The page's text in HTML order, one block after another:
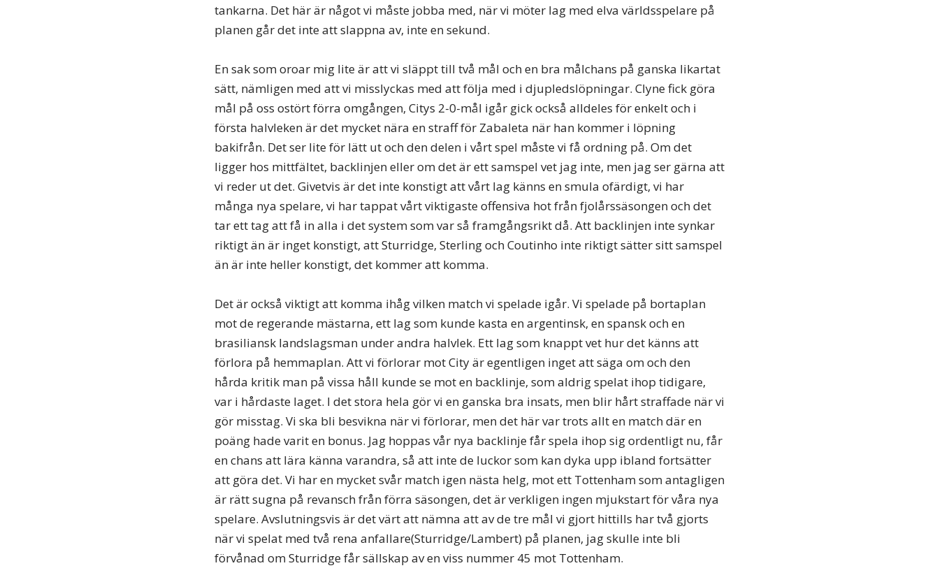
tankarna. Det här är något vi måste jobba med, när vi möter lag med elva världsspelare på
planen går det inte att slappna av, inte en sekund.
En sak som oroar mig lite är att vi släppt till två mål och en bra målchans på ganska likartat
sätt, nämligen med att vi misslyckas med att följa med i djupledslöpningar. Clyne fick göra
mål på oss ostört förra omgången, Citys 2-0-mål igår gick också alldeles för enkelt och i
första halvleken är det mycket nära en straff för Zabaleta när han kommer i löpning
bakifrån. Det ser lite för lätt ut och den delen i vårt spel måste vi få ordning på. Om det
ligger hos mittfältet, backlinjen eller om det är ett samspel vet jag inte, men jag ser gärna att
vi reder ut det. Givetvis är det inte konstigt att vårt lag känns en smula ofärdigt, vi har
många nya spelare, vi har tappat vårt viktigaste offensiva hot från fjolårssäsongen och det
tar ett tag att få in alla i det system som var så framgångsrikt då. Att backlinjen inte synkar
riktigt än är inget konstigt, att Sturridge, Sterling och Coutinho inte riktigt sätter sitt samspel
än är inte heller konstigt, det kommer att komma.
Det är också viktigt att komma ihåg vilken match vi spelade igår. Vi spelade på bortaplan
mot de regerande mästarna, ett lag som kunde kasta en argentinsk, en spansk och en
brasiliansk landslagsman under andra halvlek. Ett lag som knappt vet hur det känns att
förlora på hemmaplan. Att vi förlorar mot City är egentligen inget att säga om och den
hårda kritik man på vissa håll kunde se mot en backlinje, som aldrig spelat ihop tidigare,
var i hårdaste laget. I det stora hela gör vi en ganska bra insats, men blir hårt straffade när vi
gör misstag. Vi ska bli besvikna när vi förlorar, men det här var trots allt en match där en
poäng hade varit en bonus. Jag hoppas vår nya backlinje får spela ihop sig ordentligt nu, får
en chans att lära känna varandra, så att inte de luckor som kan dyka upp ibland fortsätter
att göra det. Vi har en mycket svår match igen nästa helg, mot ett Tottenham som antagligen
är rätt sugna på revansch från förra säsongen, det är verkligen ingen mjukstart för våra nya
spelare. Avslutningsvis är det värt att nämna att av de tre mål vi gjort hittills har två gjorts
när vi spelat med två rena anfallare(Sturridge/Lambert) på planen, jag skulle inte bli
förvånad om Sturridge får sällskap av en viss nummer 45 mot Tottenham.